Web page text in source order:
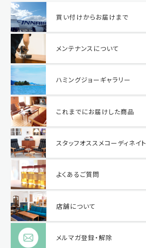
買い付けからお届けまで
メンテナンスについて
ハミングジョーギャラリー
これまでにお届けした商品
スタッフオススメコーディネイト
よくあるご質問
店舗について
メルマガ登録・解除